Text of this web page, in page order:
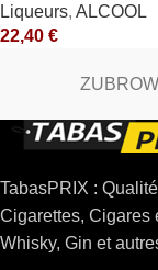
Liqueurs, ALCOOL
22,40 €
TabasPRIX :
Cigarettes, Cigares
Whisky, Gin et